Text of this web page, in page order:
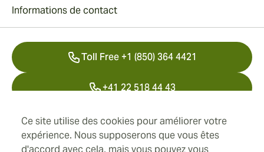
Ce site utilise des cookies pour améliorer votre
expérience. Nous supposerons que vous êtes
d'accord avec cela, mais vous pouvez vous
Informations de contact
Toll Free +1 (850) 364 4421
+41 22 518 44 43
info@swisscubancigars.com